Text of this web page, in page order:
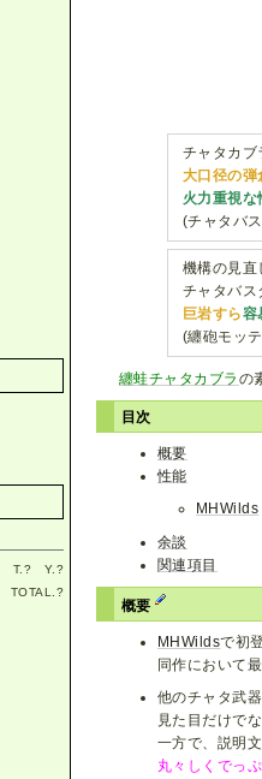
チャタカブ
大口径の弾
火力重視な
(チャタバ
機構の見直
チャタバス
巨岩すら容
(纏砲モッ
纏蛙チャタカブラ の
目次
概要
性能
MHWilds
余談
関連項目
概要
MHWildsで初
同作において
他のチャタ武
見た目だけで
一方で、説明
丸々しくでっぷ
T. ? Y. ?
TOTAL. ?